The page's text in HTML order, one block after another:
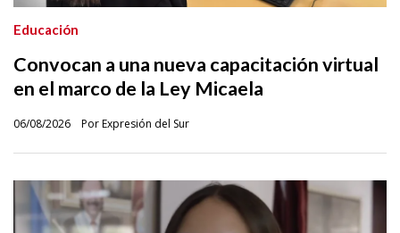
Convocan a una nueva capacitación virtual
en el marco de la Ley Micaela
Por Expresión del Sur
Educación
06/08/2026